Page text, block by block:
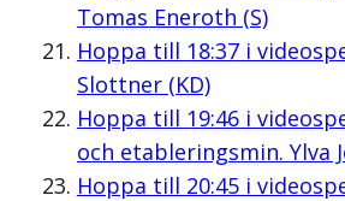
Tomas Eneroth (S)
Hoppa till 18:37i
Slottner (KD)
Hoppa till 19:46i
och etableringsmin. Ylva
Hoppa till 20:45i